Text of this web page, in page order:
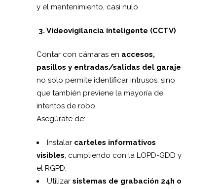
y el mantenimiento, casi nulo.
3. Videovigilancia inteligente (CCTV)
Contar con cámaras en accesos,
pasillos y entradas/salidas del garaje
no solo permite identificar intrusos, sino
que también previene la mayoría de
intentos de robo.
Asegúrate de:
Instalar carteles informativos
visibles, cumpliendo con la LOPD-GDD y
el RGPD.
Utilizar sistemas de grabación 24h o